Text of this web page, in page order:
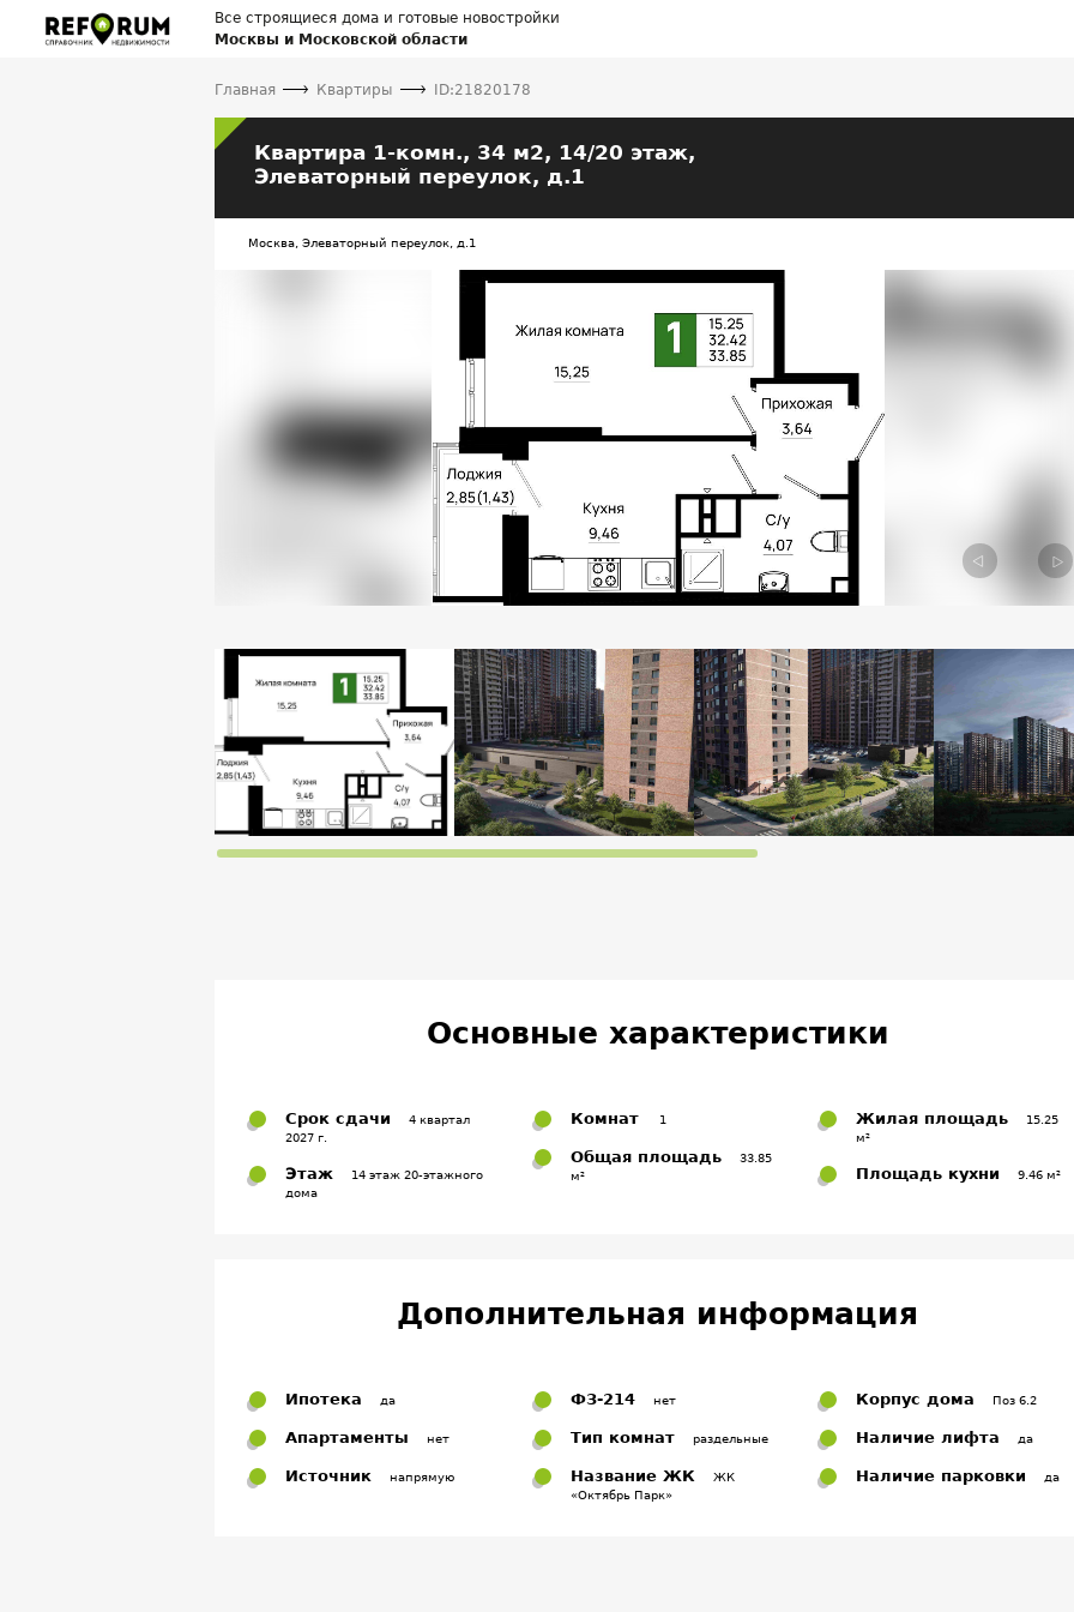
Все строящиеся дома и готовые новостройки
Москвы и Московской области
Главная Квартиры ID:21820178
Квартира 1-комн., 34 м2, 14/20 этаж,
Элеваторный переулок, д.1
Москва, Элеваторный переулок, д.1
Previous
Основные характеристики
Срок сдачи
4 квартал
2027 г.
Этаж
14 этаж 20-этажного
дома
Комнат 1
Общая площадь
33.85
м²
Жилая площадь
15.25
м²
Площадь кухни 9.46 м²
Дополнительная информация
Ипотека да
Апартаменты нет
Источник напрямую
ФЗ-214 нет
Тип комнат раздельные
Название ЖК
ЖК
«Октябрь Парк»
Корпус дома Поз 6.2
Наличие лифта да
Наличие парковки да